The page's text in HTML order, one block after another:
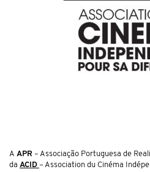
A APR – Associação Portuguesa de
da ACID – Association du Cinéma